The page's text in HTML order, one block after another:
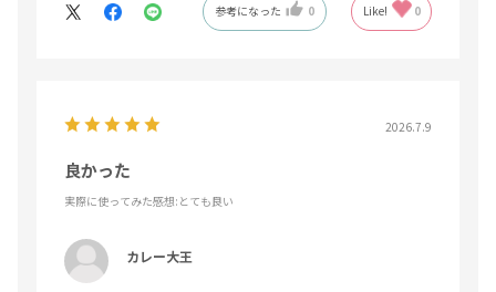
参考になった 0 Like! 0
2026.7.9
良かった
実際に使ってみた感想:とても良い
カレー大王